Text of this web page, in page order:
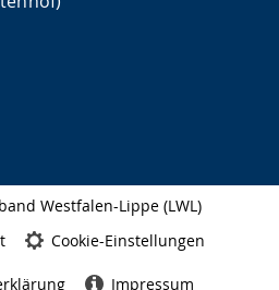
Westfalen-Lippe (LWL)
Cookie-Einstellungen
Impressum